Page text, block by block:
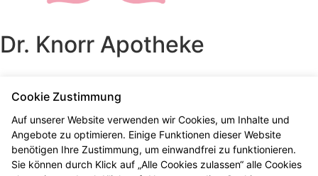
Dr. Knorr Apotheke
Cookie Zustimmung
Auf unserer Website verwenden wir Cookies, um Inhalte und
Angebote zu optimieren. Einige Funktionen dieser Website
benötigen Ihre Zustimmung, um einwandfrei zu funktionieren.
Sie können durch Klick auf „Alle Cookies zulassen“ alle Cookies